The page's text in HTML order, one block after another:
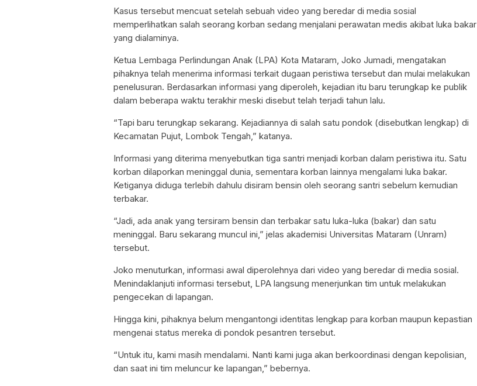
Kasus tersebut mencuat setelah sebuah video yang beredar di media sosial
memperlihatkan salah seorang korban sedang menjalani perawatan medis akibat luka bakar
yang dialaminya.
Ketua Lembaga Perlindungan Anak (LPA) Kota Mataram, Joko Jumadi, mengatakan
pihaknya telah menerima informasi terkait dugaan peristiwa tersebut dan mulai melakukan
penelusuran. Berdasarkan informasi yang diperoleh, kejadian itu baru terungkap ke publik
dalam beberapa waktu terakhir meski disebut telah terjadi tahun lalu.
“Tapi baru terungkap sekarang. Kejadiannya di salah satu pondok (disebutkan lengkap) di
Kecamatan Pujut, Lombok Tengah,” katanya.
Informasi yang diterima menyebutkan tiga santri menjadi korban dalam peristiwa itu. Satu
korban dilaporkan meninggal dunia, sementara korban lainnya mengalami luka bakar.
Ketiganya diduga terlebih dahulu disiram bensin oleh seorang santri sebelum kemudian
terbakar.
“Jadi, ada anak yang tersiram bensin dan terbakar satu luka-luka (bakar) dan satu
meninggal. Baru sekarang muncul ini,” jelas akademisi Universitas Mataram (Unram)
tersebut.
Joko menuturkan, informasi awal diperolehnya dari video yang beredar di media sosial.
Menindaklanjuti informasi tersebut, LPA langsung menerjunkan tim untuk melakukan
pengecekan di lapangan.
Hingga kini, pihaknya belum mengantongi identitas lengkap para korban maupun kepastian
mengenai status mereka di pondok pesantren tersebut.
“Untuk itu, kami masih mendalami. Nanti kami juga akan berkoordinasi dengan kepolisian,
dan saat ini tim meluncur ke lapangan,” bebernya.